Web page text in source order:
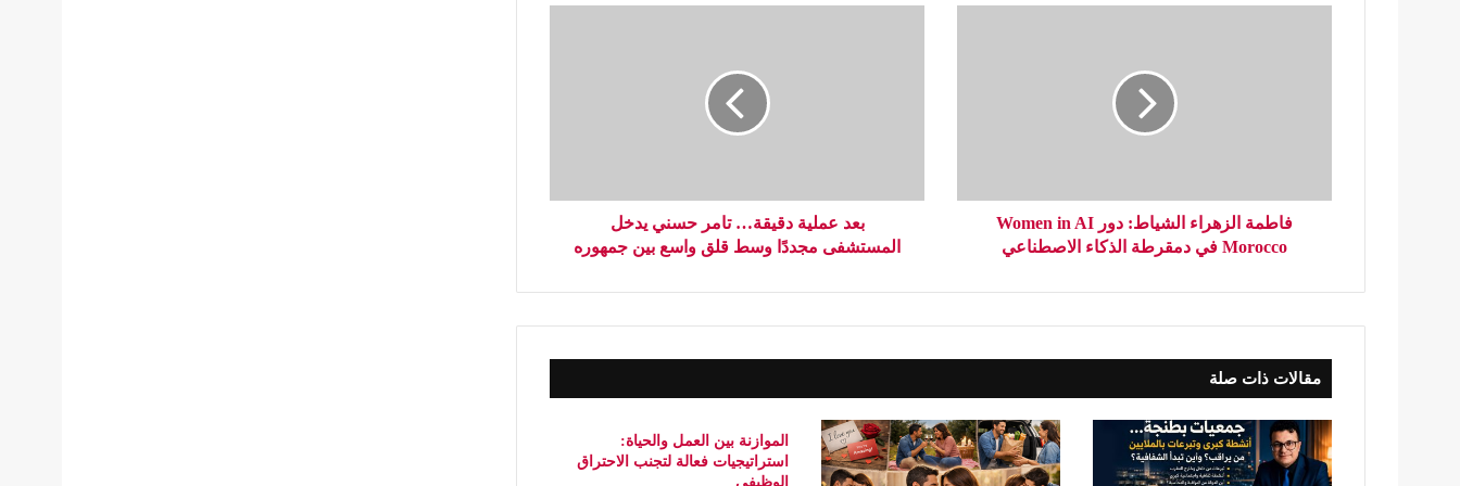
فاطمة الزهراء الشياط: دور Women in AI
Morocco في دمقرطة الذكاء الاصطناعي
بعد عملية دقيقة… تامر حسني يدخل
المستشفى مجددًا وسط قلق واسع بين جمهوره
مقالات ذات صلة
الموازنة بين العمل والحياة:
استراتيجيات فعالة لتجنب الاحتراق
الوظيفي